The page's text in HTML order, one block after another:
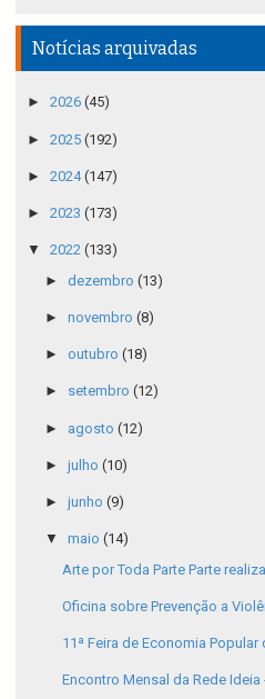
Notícias arquivadas
► 2026 (45)
► 2025 (192)
► 2024(147)
► 2023 (173)
▼ 2022 (133)
► dezembro (13)
► novembro (8)
► outubro (18)
► setembro (12)
► agosto (12)
► julho (10)
► junho (9)
▼ maio (14)
Arte por Toda Parte Parte
Oficina sobre Prevenção a
11ª Feira de Economia Popular
Encontro Mensal da Rede Ideia